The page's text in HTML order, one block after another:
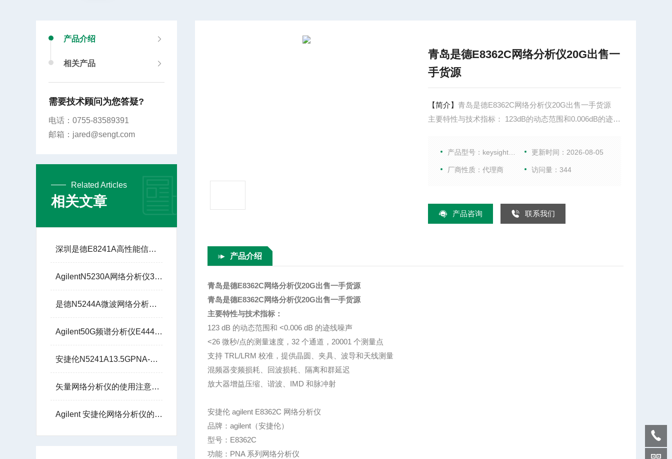
青岛是德E8362C网络分析仪20G出售一
手货源
【简介】青岛是德E8362C网络分析仪20G出售一手货源
主要特性与技术指标： 123dB的动态范围和0.006dB的迹线
持TRL/LRM校准，提供晶圆、夹具、波导和天线测量 混频
产品型号：keysightE8362C 更新时间：2026-08-05
厂商性质：代理商 访问量：344
产品咨询 联系我们
产品介绍
青岛是德E8362C网络分析仪20G出售一手货源
青岛是德E8362C网络分析仪20G出售一手货源
主要特性与技术指标：
123 dB 的动态范围和 <0.006 dB 的迹线噪声
<26 微秒/点的测量速度，32 个通道，20001 个测量点
支持 TRL/LRM 校准，提供晶圆、夹具、波导和天线测量
混频器变频损耗、回波损耗、隔离和群延迟
放大器增益压缩、谐波、IMD 和脉冲射
安捷伦 agilent E8362C 网络分析仪
品牌：agilent（安捷伦）
型号：E8362C
功能：PNA 系列网络分析仪
产品介绍
相关产品
需要技术顾问为您答疑?
电话：0755-83589391
邮箱：jared@sengt.com
Related Articles
相关文章
深圳是德E8241A高性能信号发生器250K-20G说明书
AgilentN5230A网络分析仪300K至6G租赁现货价格
是德N5244A微波网络分析仪10M至43.5G技术参数
Agilent50G频谱分析仪E4448A圣格特5G通信解调
安捷伦N5241A13.5GPNA-X微波网络分析仪技术参数
矢量网络分析仪的使用注意事项
Agilent 安捷伦网络分析仪的核心任务是测量散射参数